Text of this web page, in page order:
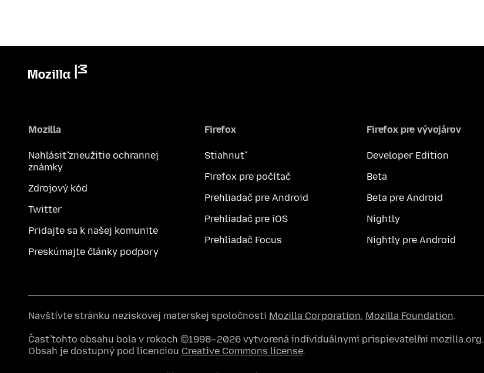
Mozilla
Nahlásiť zneužitie ochrannej
známky
Zdrojový kód
Twitter
Pridajte sa k našej komunite
Preskúmajte články podpory
Firefox
Stiahnuť
Firefox pre počítač
Prehliadač pre Android
Prehliadač pre iOS
Prehliadač Focus
Firefox pre vývojárov
Developer Edition
Beta
Beta pre Android
Nightly
Nightly pre Android
Navštívte stránku neziskovej materskej spoločnosti Mozilla Corporation, Mozilla Foundation.
Časť tohto obsahu bola v rokoch ©1998–2026 vytvorená individuálnymi prispievateľmi mozilla.org.
Obsah je dostupný pod licenciou Creative Commons license.